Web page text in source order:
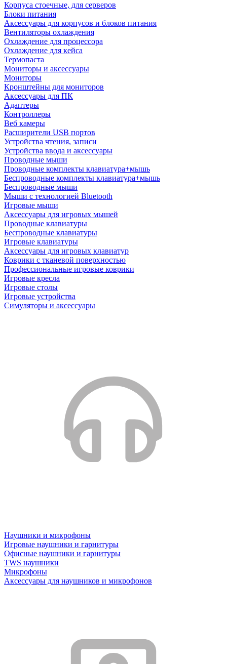
Корпуса стоечные, для серверов
Блоки питания
Аксессуары для корпусов и блоков питания
Вентиляторы охлаждения
Охлаждение для процессора
Охлаждение для кейса
Термопаста
Мониторы и аксессуары
Мониторы
Кронштейны для мониторов
Аксессуары для ПК
Адаптеры
Контроллеры
Веб камеры
Расширители USB портов
Устройства чтения, записи
Устройства ввода и аксессуары
Проводные мыши
Проводные комплекты клавиатура+мышь
Беспроводные комплекты клавиатура+мышь
Беспроводные мыши
Мыши с технологией Bluetooth
Игровые мыши
Аксессуары для игровых мышей
Проводные клавиатуры
Беспроводные клавиатуры
Игровые клавиатуры
Аксессуары для игровых клавиатур
Коврики с тканевой поверхностью
Профессиональные игровые коврики
Игровые кресла
Игровые столы
Игровые устройства
Симуляторы и аксессуары
Наушники и микрофоны
Игровые наушники и гарнитуры
Офисные наушники и гарнитуры
TWS наушники
Микрофоны
Аксессуары для наушников и микрофонов